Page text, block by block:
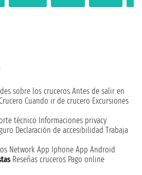
sobre los cruceros Antes de salir en
Cuando ir de crucero Excursiones
técnico Informaciones privacy
Declaración de accesibilidad Trabaja
Network App Iphone App Android
Reseñas cruceros Pago online